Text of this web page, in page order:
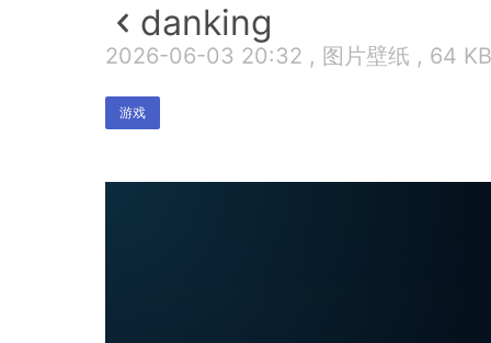
danking
2026-06-03 20:32 , 图片壁纸 , 64 KB
游戏